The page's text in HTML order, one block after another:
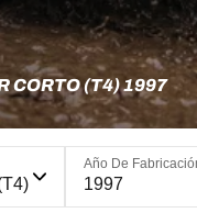
CORTO (T4) 1997
Año De
1997